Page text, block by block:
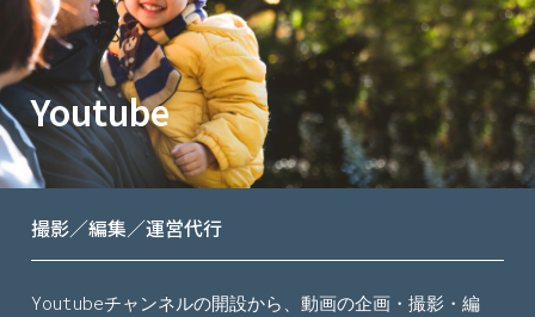
Youtube
撮影／編集／運営代行
Youtubeチャンネルの開設から、動画の企画・撮影・編